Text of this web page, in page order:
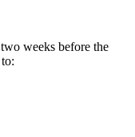
weeks before the